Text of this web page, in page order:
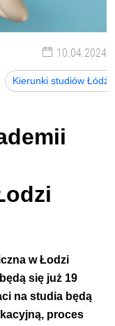
10.04.2024
Kierunki studiów Łódź
w Łodzi
się już 19
na studia będą
proces